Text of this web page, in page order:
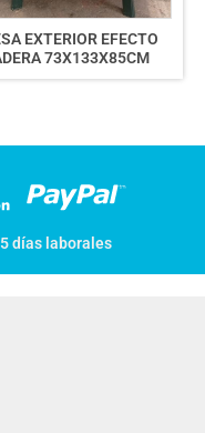
EXTERIOR EFECTO
73X133X85CM
días laborales